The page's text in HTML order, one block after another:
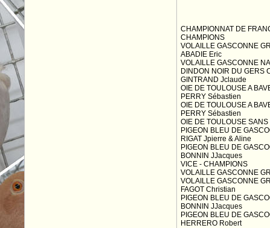
CHAMPIONNAT DE
CHAMPIONS
VOLAILLE GASCONNE
ABADIE Eric
VOLAILLE GASCONNE
DINDON NOIR DU GERS
GINTRAND Jclaude
OIE DE TOULOUSE A
PERRY Sébastien
OIE DE TOULOUSE A
PERRY Sébastien
OIE DE TOULOUSE
PIGEON BLEU DE
RIGAT Jpierre & Aline
PIGEON BLEU DE
BONNIN JJacques
VICE - CHAMPIONS
VOLAILLE GASCONNE
VOLAILLE GASCONNE
FAGOT Christian
PIGEON BLEU DE
BONNIN JJacques
PIGEON BLEU DE
HERRERO Robert